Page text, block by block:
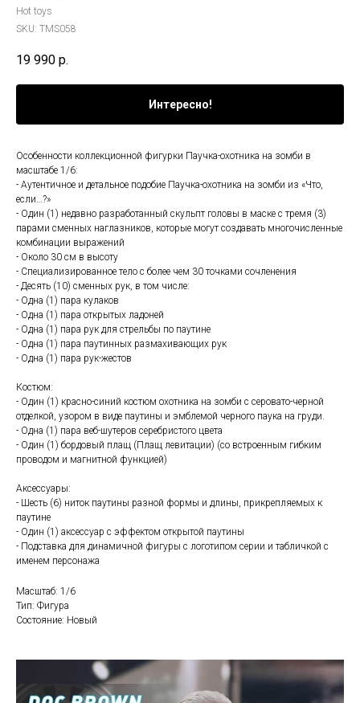
Hot toys
SKU: TMS058
19 990 р.
Интересно!
Особенности коллекционной фигурки Паучка-охотника на зомби в
масштабе 1/6:
- Аутентичное и детальное подобие Паучка-охотника на зомби из «Что,
если…?»
- Один (1) недавно разработанный скульпт головы в маске с тремя (3)
парами сменных наглазников, которые могут создавать многочисленные
комбинации выражений
- Около 30 см в высоту
- Специализированное тело с более чем 30 точками сочленения
- Десять (10) сменных рук, в том числе:
- Одна (1) пара кулаков
- Одна (1) пара открытых ладоней
- Одна (1) пара рук для стрельбы по паутине
- Одна (1) пара паутинных размахивающих рук
- Одна (1) пара рук-жестов
Костюм:
- Один (1) красно-синий костюм охотника на зомби с серовато-черной
отделкой, узором в виде паутины и эмблемой черного паука на груди.
- Одна (1) пара веб-шутеров серебристого цвета
- Один (1) бордовый плащ (Плащ левитации) (со встроенным гибким
проводом и магнитной функцией)
Аксессуары:
- Шесть (6) ниток паутины разной формы и длины, прикрепляемых к
паутине
- Один (1) аксессуар с эффектом открытой паутины
- Подставка для динамичной фигуры с логотипом серии и табличкой с
именем персонажа
Масштаб: 1/6
Тип: Фигура
Состояние: Новый